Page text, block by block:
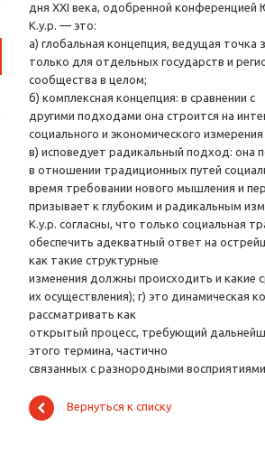
дня ХХI века, одобренной конференцией
К.у.р. — это:
а) глобальная концепция, ведущая точка
только для отдельных государств и
сообщества в целом;
б) комплексная концепция: в сравнении с
другими подходами она строится на
социального и экономического
в) исповедует радикальный подход: она
в отношении традиционных путей
время требовании нового мышления и
призывает к глубоким и радикальным
К.у.р. согласны, что только социальная
обеспечить адекватный ответ на
как такие структурные
изменения должны происходить и какие
их осуществления); г) это динамическая
рассматривать как
открытый процесс, требующий
этого термина, частично
связанных с разнородными
Вернуться к списку